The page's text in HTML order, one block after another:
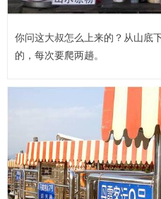
你问这大叔怎么上来的？从山底
的，每次要爬两趟。